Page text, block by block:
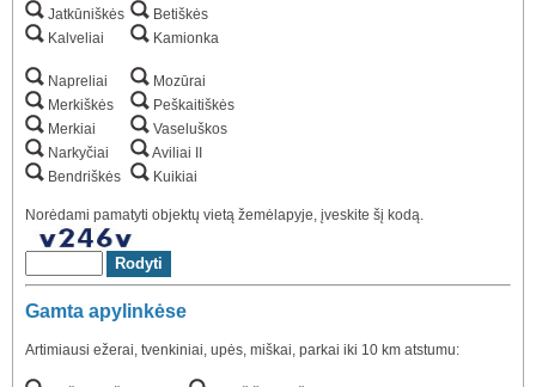
Jatkūniškės
Kalveliai
Napreliai
Merkiškės
Merkiai
Narkyčiai
Bendriškės
Betiškės
Kamionka
Mozūrai
Peškaitiškės
Vaseluškos
Aviliai II
Kuikiai
Norėdami pamatyti objektų vietą žemėlapyje, įveskite šį kodą.
Gamta apylinkėse
Artimiausi ežerai, tvenkiniai, upės, miškai, parkai iki 10 km atstumu: